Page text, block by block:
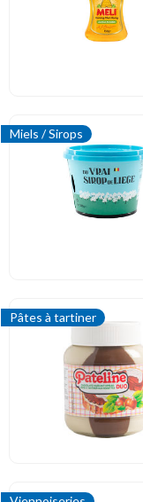
Miels / Sirops
Pâtes à tartiner